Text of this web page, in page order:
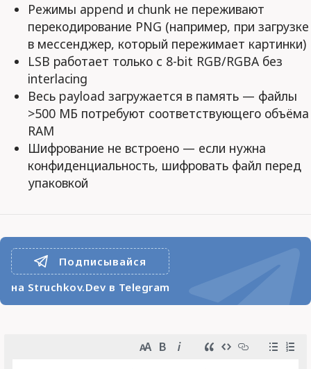
Режимы append и chunk не переживают
перекодирование PNG (например, при загрузке
в мессенджер, который пережимает картинки)
LSB работает только с 8-bit RGB/RGBA без
interlacing
Весь payload загружается в память — файлы
>500 МБ потребуют соответствующего объёма
RAM
Шифрование не встроено — если нужна
конфиденциальность, шифровать файл перед
упаковкой
Подписывайся
на Struchkov.Dev в Telegram